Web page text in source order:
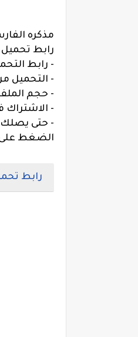
مذكره
رابط تحميل
- رابط
- التحميل
- حجم الملف 18
- الاشتراك
- حتى يصلك
الضغط على
رابط